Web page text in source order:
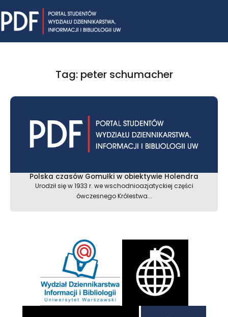
to
content
Tag: peter schumacher
Polska czasów Gomułki w obiektywie Holendra
Urodził się w 1933 r. we wschodnioazjatyckiej części
ówczesnego Królestwa...